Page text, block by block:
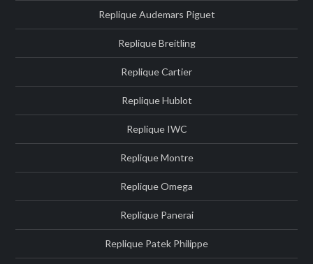
Replique Audemars Piguet
Replique Breitling
Replique Cartier
Replique Hublot
Replique IWC
Replique Montre
Replique Omega
Replique Panerai
Replique Patek Philippe